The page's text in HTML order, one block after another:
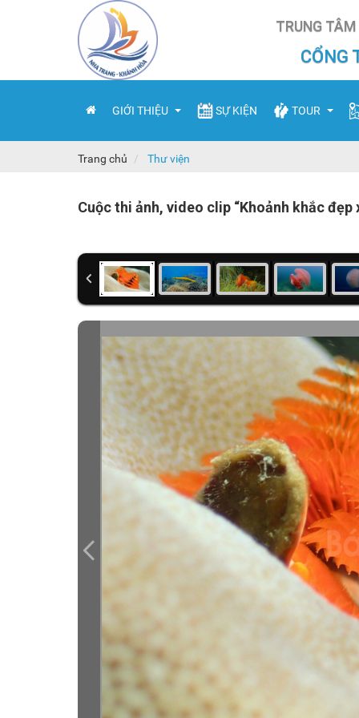
TRUNG
CỔNG
GIỚI THIỆU
Đơn vị hành chính
Đặc sản
Lễ hội
Lịch sử
SỰ KIỆN TOUR
Thuê tàu tham
Tour du lịch
Trang chủ Thư viện
Cuộc thi ảnh, video clip “Khoảnh khắc đẹp